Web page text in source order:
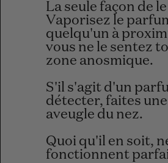
La seule façon de
Vaporisez le
quelqu'un à
vous ne le sentez
zone anosmique.
S'il s'agit d'un
détecter, faites
aveugle du nez.
Quoi qu'il en soit,
fonctionnent